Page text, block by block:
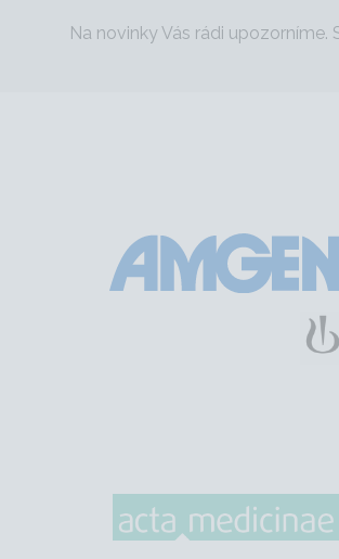
Na novinky Vás rádi upozorníme.